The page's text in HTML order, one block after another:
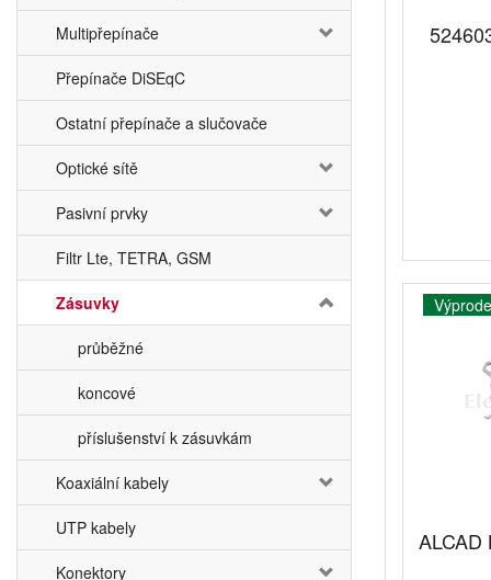
Multipřepínače
Přepínače DiSEqC
Ostatní přepínače a slučovače
Optické sítě
Pasivní prvky
Filtr Lte, TETRA, GSM
Zásuvky
průběžné
koncové
příslušenství k zásuvkám
Koaxiální kabely
UTP kabely
Konektory
ALCAD